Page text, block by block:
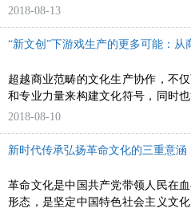
去”，就是要把文化产品“卖出去”。
2018-08-13
“新文创”下游戏生产的更多可能：从
超越商业范畴的文化生产协作，不
和专业力量来构建文化符号，同时
入口，获得更大的文化推广能力，
2018-08-10
新时代传承弘扬革命文化的三重意涵
革命文化是中国共产党带领人民在
形态，是坚定中国特色社会主义文